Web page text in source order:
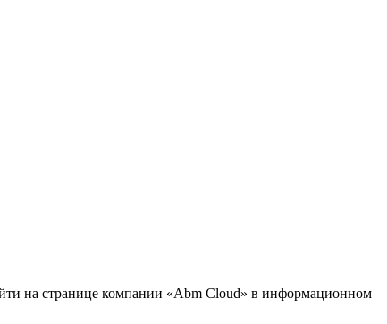
на странице компании «Abm Cloud» в информационном